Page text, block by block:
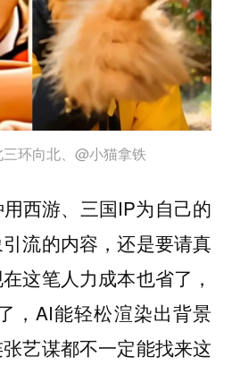
环向北、@小猫拿铁
西游、三国IP为自己的
流的内容，还是要请真
这笔人力成本也省了，
，AI能轻松渲染出背景
艺谋都不一定能找来这